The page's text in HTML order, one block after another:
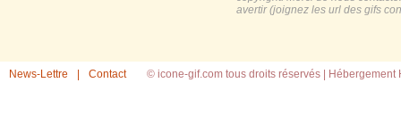
avertir (joignez les url des gifs
News-Lettre Contact © icone-gif.com tous droits réservés | Hébergement